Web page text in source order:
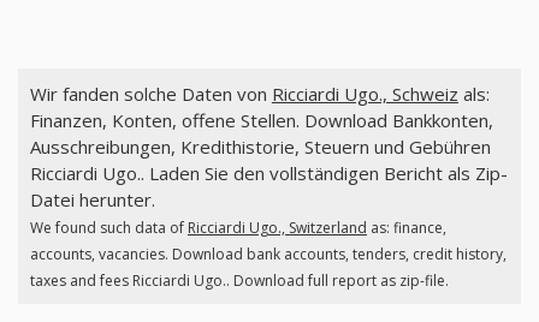
Wir fanden solche Daten von Ricciardi Ugo., Schweiz als:
Finanzen, Konten, offene Stellen. Download Bankkonten,
Ausschreibungen, Kredithistorie, Steuern und Gebühren
Ricciardi Ugo.. Laden Sie den vollständigen Bericht als Zip-
Datei herunter.
We found such data of Ricciardi Ugo., Switzerland as: finance,
accounts, vacancies. Download bank accounts, tenders, credit history,
taxes and fees Ricciardi Ugo.. Download full report as zip-file.